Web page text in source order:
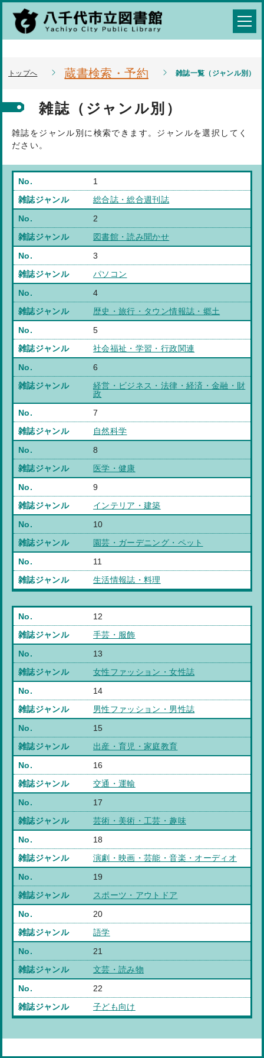
トップへ 蔵書検索・予約 雑誌一覧（ジャンル別）
雑誌（ジャンル別）
雑誌をジャンル別に検索できます。ジャンルを選択してく
ださい。
1
総合誌・総合週刊誌
2
図書館・読み聞かせ
3
パソコン
4
歴史・旅行・タウン情報誌・郷土
5
社会福祉・学習・行政関連
6
経営・ビジネス・法律・経済・金融・財
政
7
自然科学
8
医学・健康
9
インテリア・建築
10
園芸・ガーデニング・ペット
11
生活情報誌・料理
12
手芸・服飾
13
女性ファッション・女性誌
14
男性ファッション・男性誌
15
出産・育児・家庭教育
16
交通・運輸
17
芸術・美術・工芸・趣味
18
演劇・映画・芸能・音楽・オーディオ
19
スポーツ・アウトドア
20
語学
21
文芸・読み物
22
子ども向け